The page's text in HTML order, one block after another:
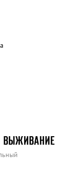
ВЫЖИВАНИЕ